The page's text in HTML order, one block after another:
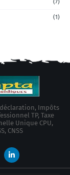
(7)
(1)
Impôts
TP, Taxe
Unique CPU,
CNSS